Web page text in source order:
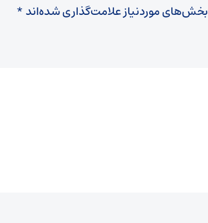
بخش‌های موردنیاز علامت‌گذاری شده‌اند*